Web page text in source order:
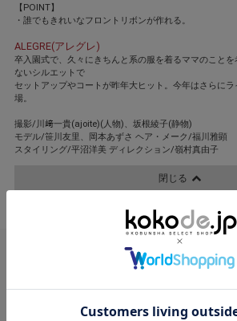
【POINT】
・誰でもきれいなフロントリボンが作れる。
ALEGRE(アレグレ)
卒入園式で、久々にきちんと系の服を着るママのこと
ないシルエットで
セットアップやコートが昨年大ヒット。今年はさらに
場。
撮影/川﨑一貴(ajoite)(人物)、坂根綾子(静物)
モデル/笹川友里、岡本あずさ ヘア・メーク/福川雅顕
スタイリング/平沼洋美 ディレクション/嶺村真由子
閉じる
VERY STORE VERY STORE